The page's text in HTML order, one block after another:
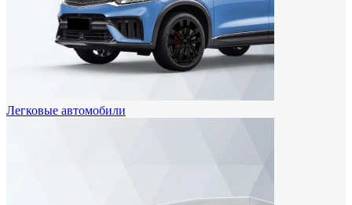
Легковые автомобили